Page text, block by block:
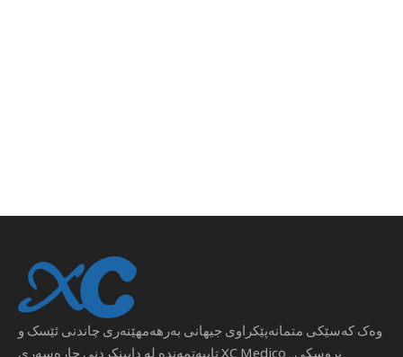
وەک کەسێکی متمانەپێکراوی جیهانی بەرهەمهێنەری چاندنی ئێسک و
پروسکی
, XC Medico تایبەتمەندە لە دابینکردنی چارەسەری